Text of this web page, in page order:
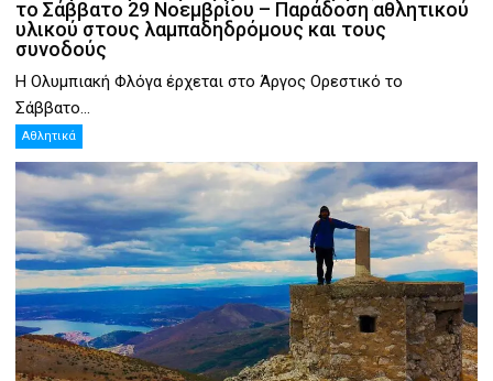
το Σάββατο 29 Νοεμβρίου – Παράδοση αθλητικού
υλικού στους λαμπαδηδρόμους και τους
συνοδούς
Η Ολυμπιακή Φλόγα έρχεται στο Άργος Ορεστικό το
Σάββατο...
Αθλητικά